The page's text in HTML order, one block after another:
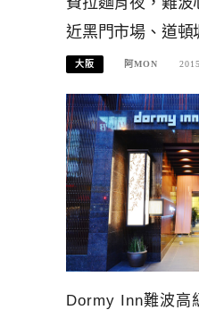
近黑門市場、道頓
大阪 阿MON
Dormy Inn難波高